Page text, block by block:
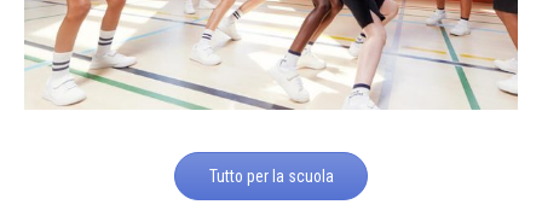
Tutto per la scuola